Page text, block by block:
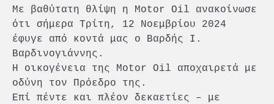
Με βαθύτατη θλίψη η Motor Oil ανακοίνωσε
ότι σήμερα Τρίτη, 12 Νοεμβρίου 2024
έφυγε από κοντά μας ο Βαρδής Ι.
Βαρδινογιάννης.
Η οικογένεια της Motor Oil αποχαιρετά με
οδύνη τον Πρόεδρο της.
Επί πέντε και πλέον δεκαετίες – με